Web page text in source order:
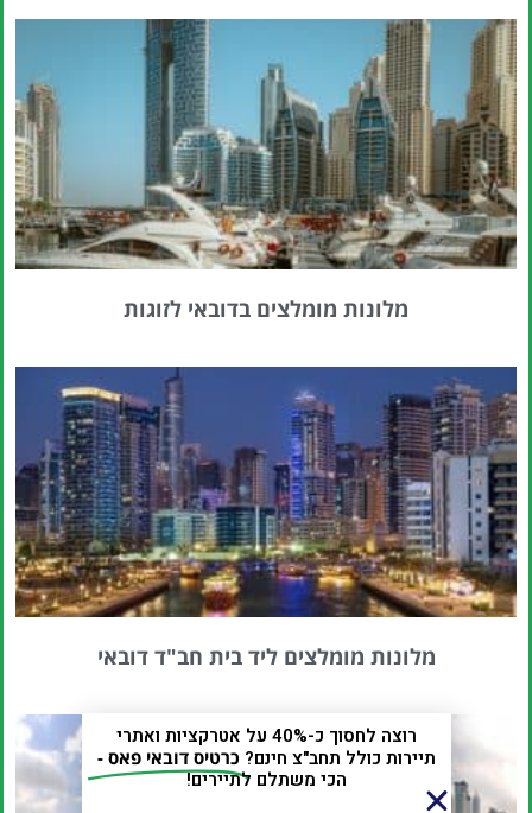
מלונות מומלצים בדובאי לזוגות
מלונות מומלצים ליד בית חב"ד דובאי
רוצה לחסוך כ-40% על אטרקציות ואתרי
תיירות כולל תחב"צ חינם? כרטיס דובאי פאס -
הכי משתלם לתיירים!